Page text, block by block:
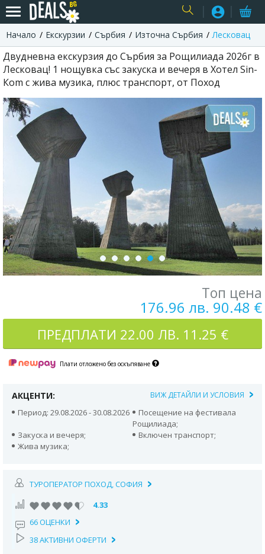
USER
Начало Екскурзии Сърбия Източна Сърбия Лесковац
Двудневна екскурзия до Сърбия за Рощилиада 2026г в
Лесковац! 1 нощувка със закуска и вечеря в Хотел Sin-
Кom с жива музика, плюс транспорт, от Поход
Топ цена
176.96 лв. 90.48 €
ПРЕДПЛАТИ 22.00 ЛВ. 11.25 €
Плати отложено без оскъпяване
АКЦЕНТИ: ВИЖ ДЕТАЙЛИ И УСЛОВИЯ
Период: 29.08.2026 - 30.08.2026
Посещение на фестивала
Рощилиада;
Закуска и вечеря;
Включен транспорт;
Жива музика;
ТУРОПЕРАТОР ПОХОД, СОФИЯ
4.33
66 ОЦЕНКИ
38 АКТИВНИ ОФЕРТИ